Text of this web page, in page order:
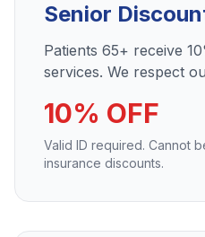
Senior
Patients 65+ receive
services. We respect
10% OFF
Valid ID required. Cannot
insurance discounts.